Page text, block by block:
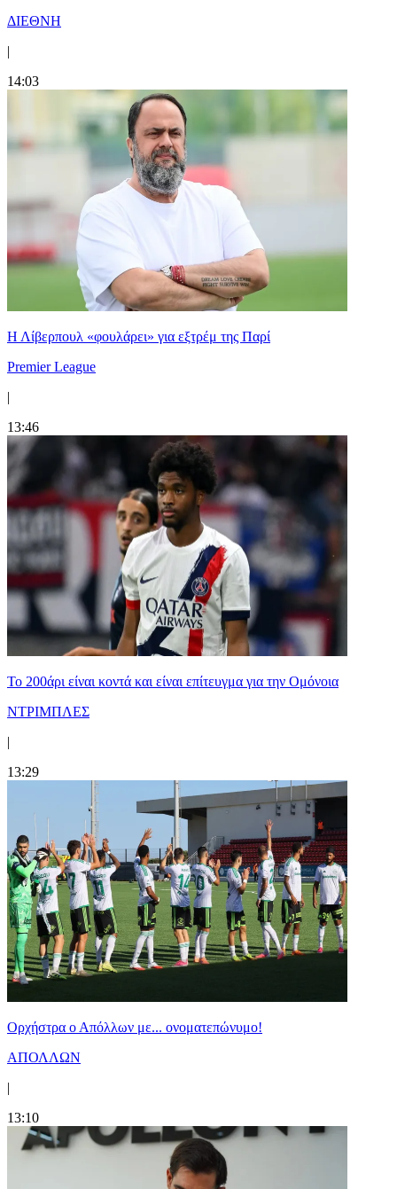
ΔΙΕΘΝΗ
|
14:03
Η Λίβερπουλ «φουλάρει» για εξτρέμ της Παρί
Premier League
|
13:46
Το 200άρι είναι κοντά και είναι επίτευγμα για την Ομόνοια
ΝΤΡΙΜΠΛΕΣ
|
13:29
Ορχήστρα o Aπόλλων με... ονοματεπώνυμο!
ΑΠΟΛΛΩΝ
|
13:10